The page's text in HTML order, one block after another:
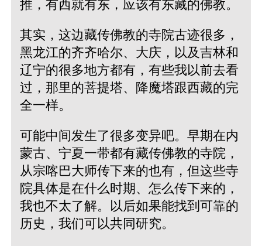
推，有西就有东，应该有东藏的佛教。
其实，这边藏传佛教的寺院古迹很多，
黑龙江的齐齐哈尔、大庆，以及吉林和
辽宁的很多地方都有，有些我以前去看
过，那里的菩提塔、降魔塔跟西藏的完
全一样。
可能中间发生了很多变异吧。早期在内
蒙古、宁夏一带都有藏传佛教的寺院，
从宗喀巴大师传下来的也有，但这些寺
院具体是在什么时期、怎么传下来的，
我也不太了解。以后如果能找到可靠的
历史，我们可以共同研究。